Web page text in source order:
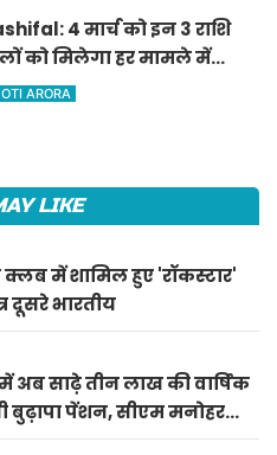
4 मार्च को इन 3 राशि
को मिलेगा हर मामले में
का साथ, पढ़ें 12 राशियों का
ARORA
LIKE
में शामिल हुए 'रॉकस्टार'
दूसरे भारतीय
अब साढ़े तीन लाख की वार्षिक
बुढ़ापा पेंशन, सीएम मनोहर